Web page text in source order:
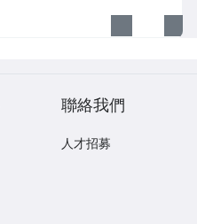
聯絡我們
人才招募